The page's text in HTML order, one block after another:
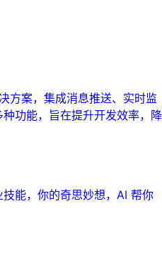
方案，集成消息推送、实时监
功能，旨在提升开发效率，降
能，你的奇思妙想，AI 帮你